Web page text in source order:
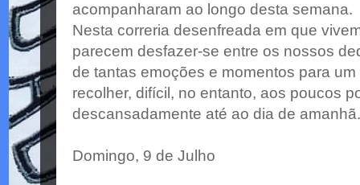
acompanharam ao longo desta semana.
Nesta correria desenfreada em que
parecem desfazer-se entre os nossos
de tantas emoções e momentos para
recolher, difícil, no entanto, aos poucos
descansadamente até ao dia de amanhã.
Domingo, 9 de Julho